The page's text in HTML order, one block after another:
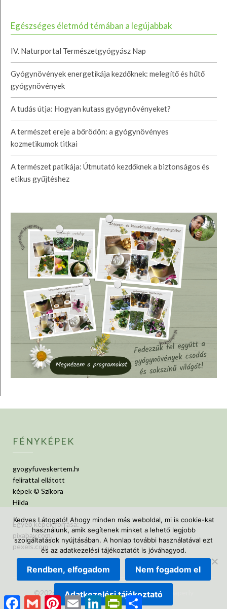
Egészséges életmód témában a legújabbak
IV. Naturportal Természetgyógyász Nap
Gyógynövények energetikája kezdőknek: melegítő és hűtő
gyógynövények
A tudás útja: Hogyan kutass gyógynövényeket?
A természet ereje a bőrödön: a gyógynövényes
kozmetikumok titkai
A természet patikája: Útmutató kezdőknek a biztonságos és
etikus gyűjtéshez
FÉNYKÉPEK
gyogyfuveskertem.hu
felirattal ellátott
képek © Szikora
Hilda
Egyéb képek forrása:
pixabay.com,
pexels.com
©2026 GyógyfüvesKertem| Design:Newspaperly
WordPress Theme
Facebook
Gmail Pinterest
Email LinkedInPrintFriendly
Ossza
Kedves Látogató! Ahogy minden más weboldal, mi is cookie-kat
használunk, amik segítenek minket a lehető legjobb
szolgáltatások nyújtásában. A honlap további használatával ezt
és az adatkezelési tájékoztatót is jóváhagyod.
Rendben, elfogadom Nem fogadom el
Adatkezelési tájékoztató